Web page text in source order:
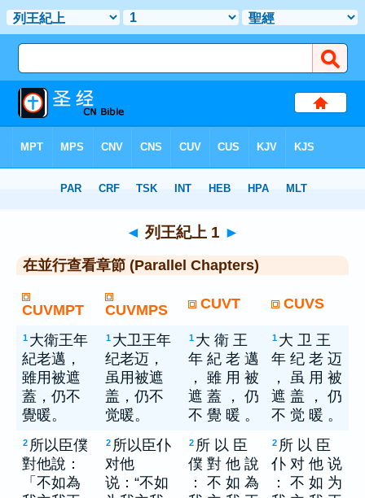
◄ 列王紀上 1 ►
在並行查看章節 (Parallel Chapters)
CUVMPT CUVMPS CUVT CUVS
1 大衛王年
紀老邁，
雖用被遮
蓋，仍不
覺暖。
1 大卫王年
纪老迈，
虽用被遮
盖，仍不
觉暖。
1 大 衛 王
年 紀 老 邁
， 雖 用 被
遮 蓋 ， 仍
不 覺 暖 。
1 大 卫 王
年 纪 老 迈
， 虽 用 被
遮 盖 ， 仍
不 觉 暖 。
2 所以臣僕
對他說：
「不如為
2 所以臣仆
对他
说：“不如
2 所 以 臣
僕 對 他 說
： 不 如 為
2 所 以 臣
仆 对 他 说
： 不 如 为